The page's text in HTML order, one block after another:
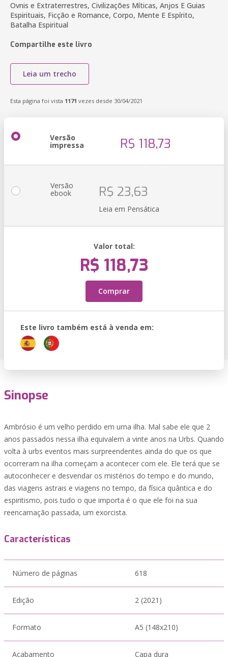
Ovnis e Extraterrestres, Civilizações Míticas, Anjos E Guias
Espirituais, Ficção e Romance, Corpo, Mente E Espírito,
Batalha Espiritual
Compartilhe este livro
Leia um trecho
Esta página foi vista 1171 vezes desde 30/04/2021
Versão
impressa R$ 118,73
Versão
ebook R$ 23,63
Leia em Pensática
Valor total:
R$ 118,73
Comprar
Este livro também está à venda em:
Sinopse
Ambrósio é um velho perdido em uma ilha. Mal sabe ele que 2
anos passados nessa ilha equivalem a vinte anos na Urbs. Quando
volta à urbs eventos mais surpreendentes ainda do que os que
ocorreram na ilha começam a acontecer com ele. Ele terá que se
autoconhecer e desvendar os mistérios do tempo e do mundo,
das viagens astrais e viagens no tempo, da física quântica e do
espiritismo, pois tudo o que importa é o que ele foi na sua
reencarnação passada, um exorcista.
Características
Número de páginas 618
Edição 2 (2021)
Formato A5 (148x210)
Acabamento Capa dura